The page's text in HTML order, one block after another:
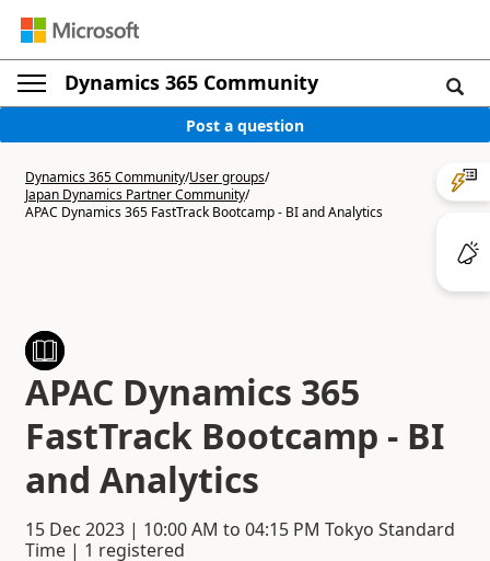
Dynamics 365 Community
Post a question
Dynamics 365 Community/User groups/
Japan Dynamics Partner Community/
APAC Dynamics 365 FastTrack Bootcamp - BI and Analytics
APAC Dynamics 365
FastTrack Bootcamp - BI
and Analytics
15 Dec 2023 | 10:00 AM to 04:15 PM Tokyo Standard
Time | 1 registered